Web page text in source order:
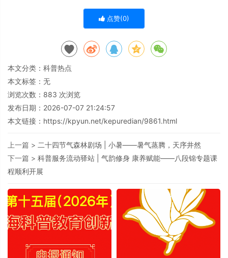
点赞(0)
本文分类： 科普热点
本文标签：无
浏览次数： 883 次浏览
发布日期：2026-07-07 21:24:57
本文链接： https://kpyun.net/kepuredian/9861.html
上一篇 > 二十四节气森林剧场 | 小暑——暑气蒸腾，天序井然
下一篇 > 科普服务流动驿站 | 气韵修身 康养赋能——八段锦专题课
程顺利开展